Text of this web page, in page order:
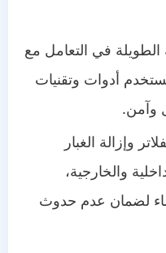
الطويلة في التعامل مع
أدوات وتقنيات
وآمن.
وإزالة الغبار
والخارجية،
لضمان عدم حدوث